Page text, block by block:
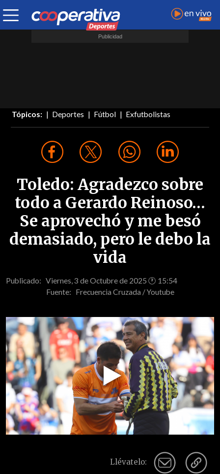
Tópicos: Deportes Fútbol Exfutbolistas
Toledo: Agradezco sobre
todo a Gerardo Reinoso…
Se aprovechó y me besó
demasiado, pero le debo la
vida
Publicado: Viernes, 3 de Octubre de 2025 🕐 15:54
Fuente: Frecuencia Cruzada / Youtube
Play
Video
Llévatelo: